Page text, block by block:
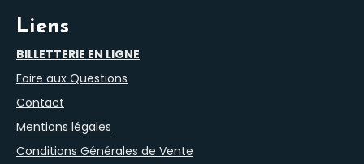
Liens
BILLETTERIE EN LIGNE
Foire aux Questions
Contact
Mentions légales
Conditions Générales de Vente